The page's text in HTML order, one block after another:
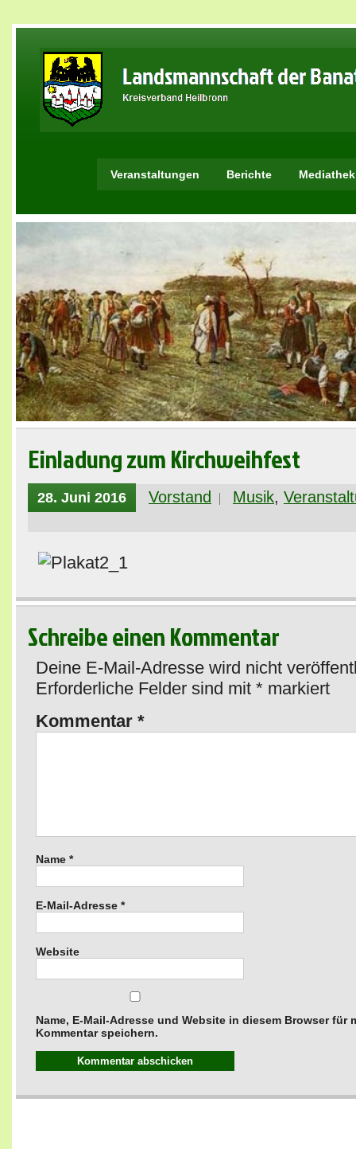
Veranstaltungen Berichte Mediathek
Einladung zum Kirchweihfest
28. Juni 2016 Vorstand Musik,
Schreibe einen Kommentar
Deine E-Mail-Adresse wird nicht
Erforderliche Felder sind mit * markiert
Kommentar *
Name *
E-Mail-Adresse *
Website
Name, E-Mail-Adresse und Website in diesem Browser für
Kommentar speichern.